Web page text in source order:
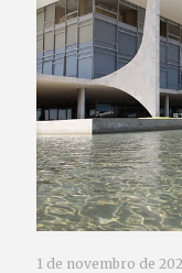
1 de novembro de